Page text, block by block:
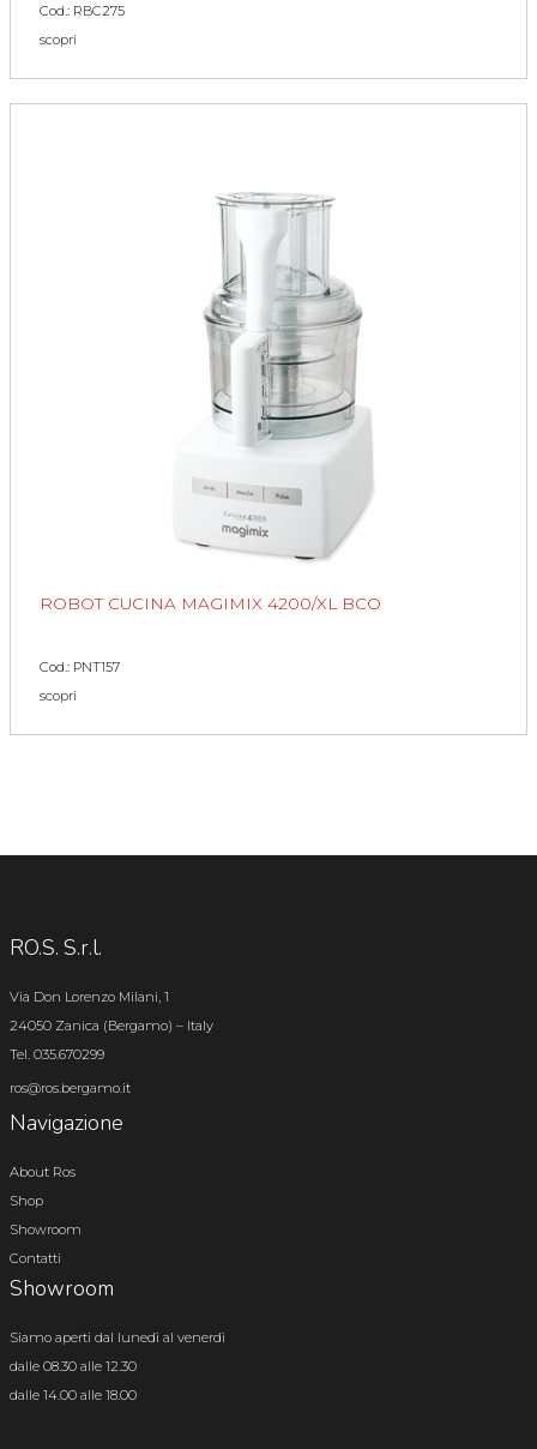
Cod.: RBC275
scopri
ROBOT CUCINA MAGIMIX 4200/XL BCO
Cod.: PNT157
scopri
RO.S. S.r.l.
Via Don Lorenzo Milani, 1
24050 Zanica (Bergamo) – Italy
Tel. 035.670299
ros@ros.bergamo.it
Navigazione
About Ros
Shop
Showroom
Contatti
Showroom
Siamo aperti dal lunedì al venerdì
dalle 08.30 alle 12.30
dalle 14.00 alle 18.00